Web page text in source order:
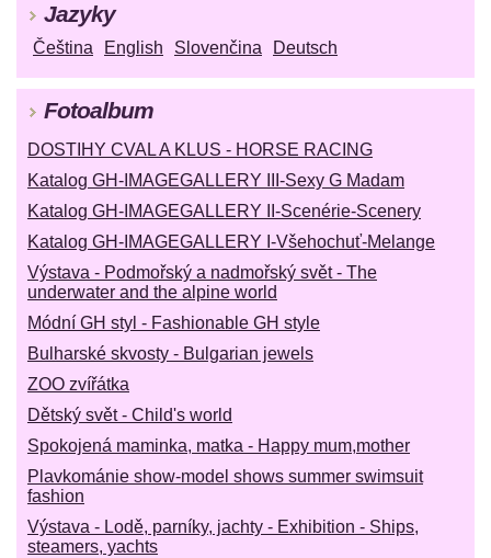
Jazyky
Čeština English Slovenčina Deutsch
Fotoalbum
DOSTIHY CVAL A KLUS - HORSE RACING
Katalog GH-IMAGEGALLERY III-Sexy G Madam
Katalog GH-IMAGEGALLERY II-Scenérie-Scenery
Katalog GH-IMAGEGALLERY I-Všehochuť-Melange
Výstava - Podmořský a nadmořský svět - The
underwater and the alpine world
Módní GH styl - Fashionable GH style
Bulharské skvosty - Bulgarian jewels
ZOO zvířátka
Dětský svět - Child's world
Spokojená maminka, matka - Happy mum,mother
Plavkománie show-model shows summer swimsuit
fashion
Výstava - Lodě, parníky, jachty - Exhibition - Ships,
steamers, yachts